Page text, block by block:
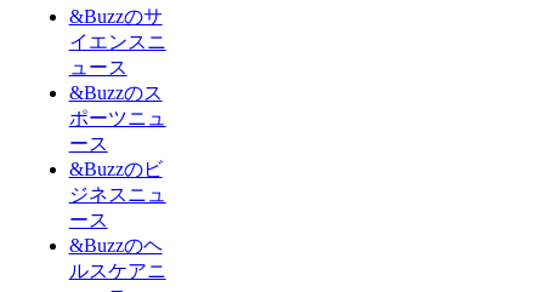
&Buzzのサ
イエンスニ
ュース
&Buzzのス
ポーツニュ
ース
&Buzzのビ
ジネスニュ
ース
&Buzzのヘ
ルスケアニ